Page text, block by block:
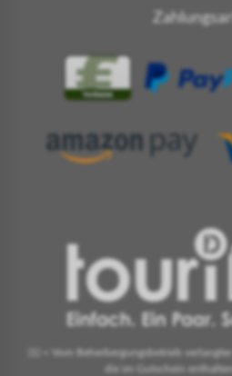
(1) = Vom Beherbergungsbetrieb
die im Gutschein